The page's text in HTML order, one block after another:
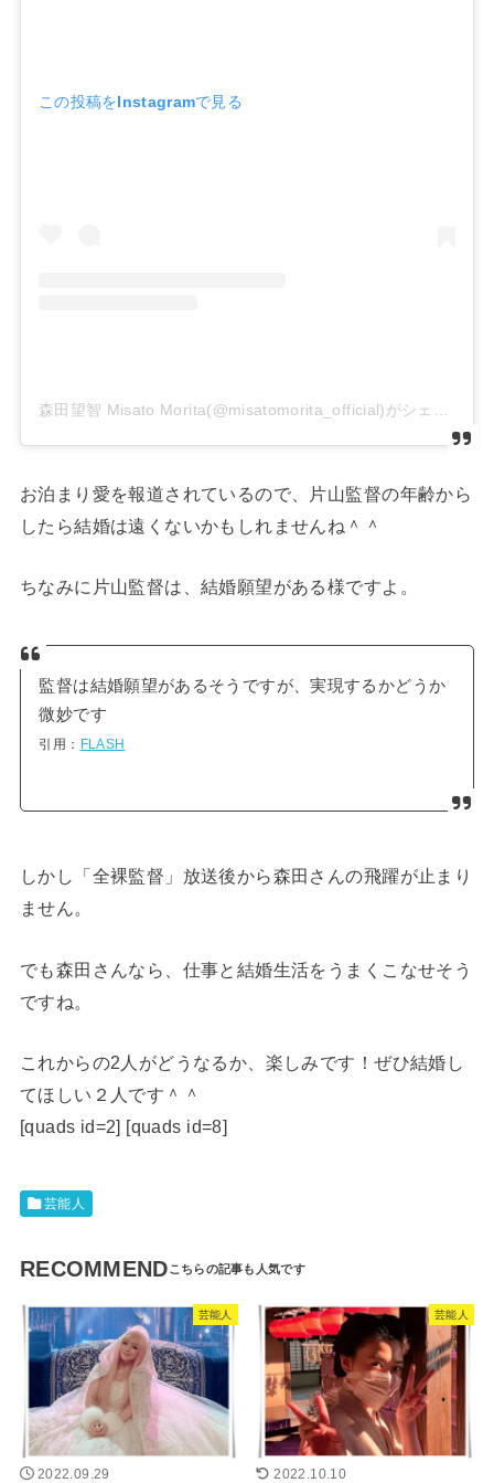
この投稿をInstagramで見る
お泊まり愛を報道されているので、片山監督の年齢から
したら結婚は遠くないかもしれませんね＾＾
ちなみに片山監督は、結婚願望がある様ですよ。
監督は結婚願望があるそうですが、実現するかどうか
微妙です
引用： FLASH
しかし「全裸監督」放送後から森田さんの飛躍が止まり
ません。
でも森田さんなら、仕事と結婚生活をうまくこなせそう
ですね。
これからの2人がどうなるか、楽しみです！ぜひ結婚し
てほしい２人です＾＾
[quads id=2] [quads id=8]
芸能人
RECOMMEND
芸能人
2022.09.29
芸能人
2022.10.10